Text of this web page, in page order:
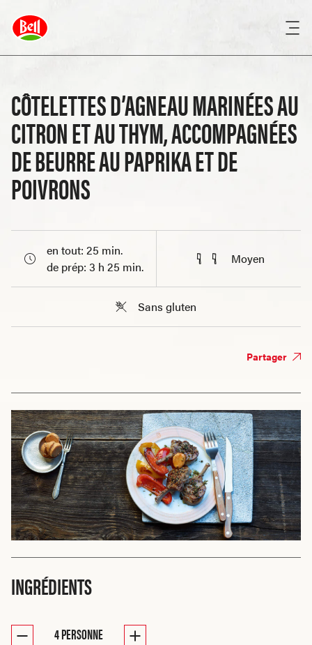
CÔTELETTES D’AGNEAU MARINÉES AU
CITRON ET AU THYM, ACCOMPAGNÉES
DE BEURRE AU PAPRIKA ET DE
POIVRONS
en tout: 25 min.
de prép: 3 h 25 min.
Moyen
Sans gluten
Partager
INGRÉDIENTS
4PERSONNE